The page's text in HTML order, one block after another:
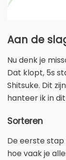
Aan de
Nu denk je
Dat klopt, 5s
Shitsuke. Dit
hanteer ik in
Sorteren
De eerste
hoe vaak je